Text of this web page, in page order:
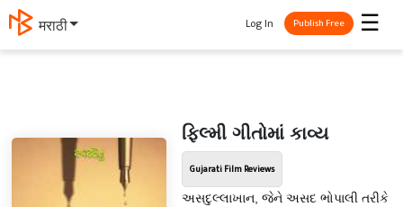
मराठी ☰
Log In Publish Free
ફિલ્મી ગીતોમાં કાવ્ય
Gujarati Film Reviews
અસદુલ્લાખાન, જેને અસદ ભોપાલી તરીકે